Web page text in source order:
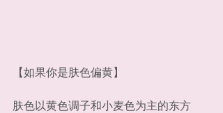
【如果你是肤色偏黄】
肤色以黄色调子和小麦色为主的东方